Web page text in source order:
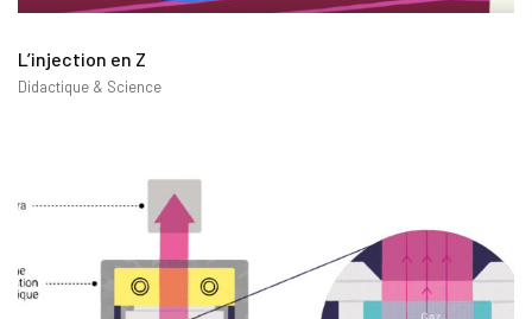
L’injection en Z
Didactique & Science